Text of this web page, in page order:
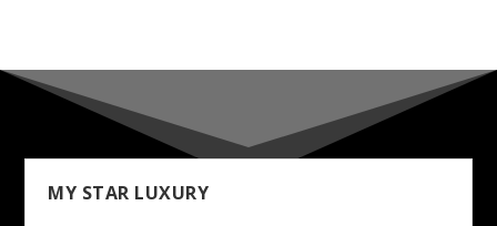
MY STAR LUXURY